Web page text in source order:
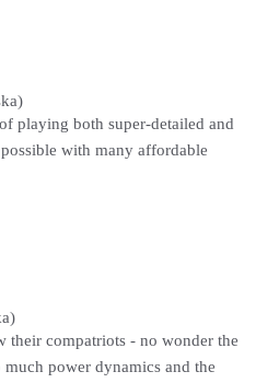
playing both super-detailed and
with many affordable
their compatriots - no wonder the
power dynamics and the